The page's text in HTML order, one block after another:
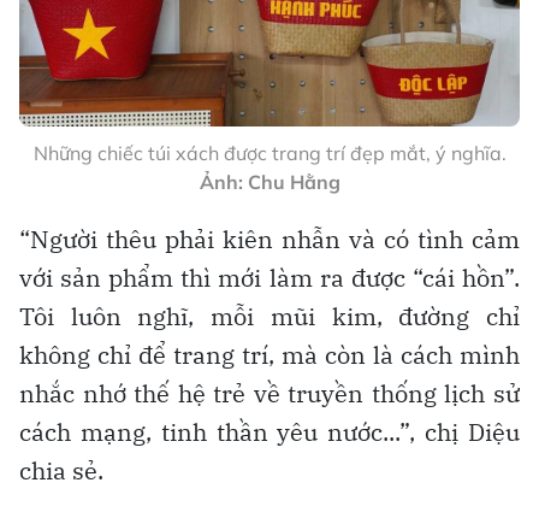
Những chiếc túi xách được trang trí đẹp mắt, ý nghĩa.
Ảnh: Chu Hằng
“Người thêu phải kiên nhẫn và có tình cảm
với sản phẩm thì mới làm ra được “cái hồn”.
Tôi luôn nghĩ, mỗi mũi kim, đường chỉ
không chỉ để trang trí, mà còn là cách mình
nhắc nhớ thế hệ trẻ về truyền thống lịch sử
cách mạng, tinh thần yêu nước...”, chị Diệu
chia sẻ.